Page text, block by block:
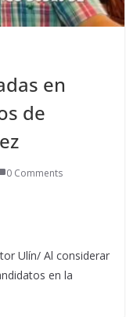
en
de
0 Comments
Ulín/ Al considerar
en la